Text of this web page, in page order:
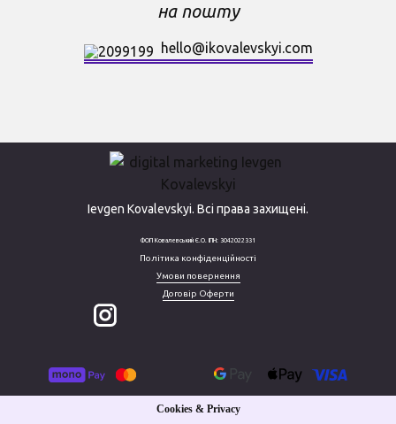
на пошту
hello@ikovalevskyi.com
Ievgen Kovalevskyi. Всі права захищені.
Сайт працює на
Умови повернення
Договір Оферти
ФОП Ковалевський Є.О. ІПН: 3042022331
Політика конфіденційності
Cookies & Privacy
Cookies & Privacy